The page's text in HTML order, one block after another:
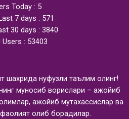
Today : 5
7 days : 571
30 days : 3840
Users : 53403
шахрида нуфузли таълим олинг!
муносиб ворислари – ажойиб
ажойиб мутахассислар ва
олиб борадилар.